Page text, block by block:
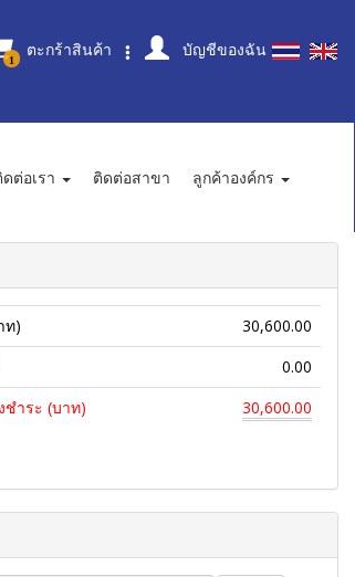
1 ตะกร้าสินค้า บัญชีของฉัน
ต่อเรา ติดต่อสาขา
ลูกค้าองค์กร
ท)
30,600.00
0.00
ำระ (บาท)
30,600.00